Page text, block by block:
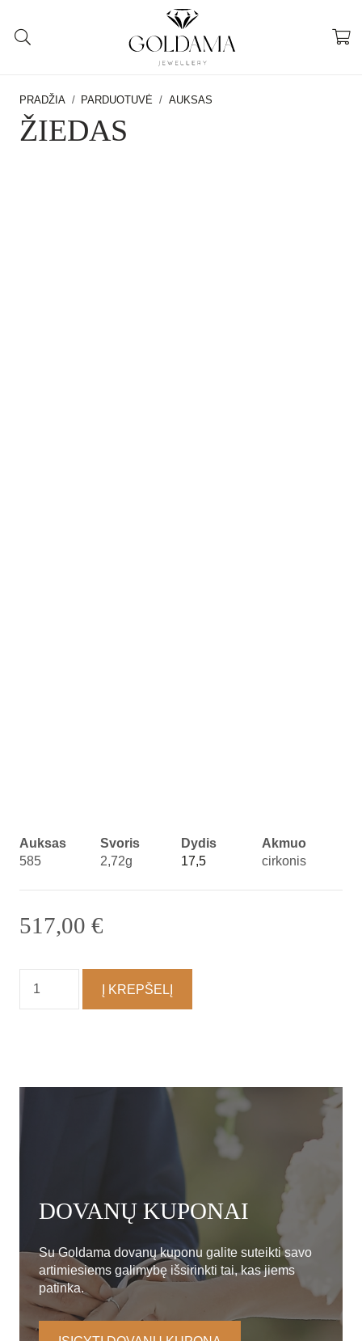
PRADŽIA / PARDUOTUVĖ / AUKSAS
ŽIEDAS
Auksas
585
Svoris
2,72g
Dydis
17,5
Akmuo
cirkonis
517,00 €
kiekis:
Žiedas
Į KREPŠELĮ
DOVANŲ KUPONAI
Su Goldama dovanų kuponu galite suteikti savo
artimiesiems galimybę išsirinkti tai, kas jiems
patinka.